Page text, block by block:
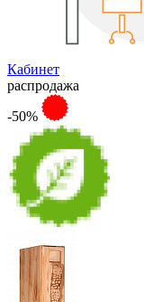
Кабинет
распродажа
-50%